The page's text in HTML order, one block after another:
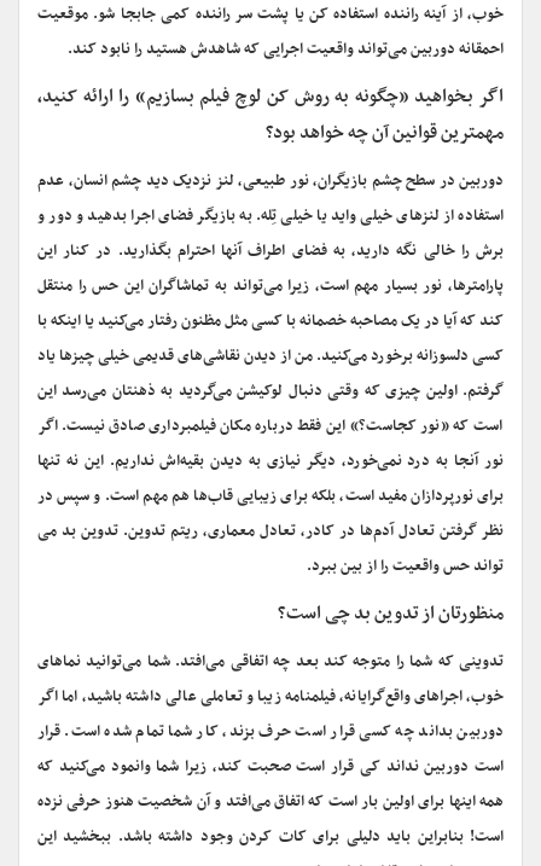
خوب، از آینه راننده استفاده کن یا پشت سر راننده کمی جابجا شو. موقعیت
احمقانه دوربین می‌تواند واقعیت اجرایی که شاهدش هستید را نابود کند.
اگر بخواهید «چگونه به روش کن لوچ فیلم بسازیم» را ارائه کنید،
مهمترین قوانین آن چه خواهد بود؟
دوربین در سطح چشم بازیگران، نور طبیعی، لنز نزدیک دید چشم انسان، عدم
استفاده از لنزهای خیلی واید یا خیلی تِله. به بازیگر فضای اجرا بدهید و دور و
برش را خالی نگه دارید، به فضای اطراف آنها احترام بگذارید. در کنار این
پارامترها، نور بسیار مهم است، زیرا می‌تواند به تماشاگران این حس را منتقل
کند که آیا در یک مصاحبه خصمانه با کسی مثل مظنون رفتار می‌کنید یا اینکه با
کسی دلسوزانه برخورد می‌کنید. من از دیدن نقاشی‌های قدیمی خیلی چیزها یاد
گرفتم. اولین چیزی که وقتی دنبال لوکیشن می‌گردید به ذهنتان می‌رسد این
است که «نور کجاست؟» این فقط درباره مکان فیلمبرداری صادق نیست. اگر
نور آنجا به درد نمی‌خورد، دیگر نیازی به دیدن بقیه‌اش نداریم. این نه تنها
برای نورپردازان مفید است، بلکه برای زیبایی قاب‌ها هم مهم است. و سپس در
نظر گرفتن تعادل آدم‌ها در کادر، تعادل معماری، ریتم تدوین. تدوین بد می
تواند حس واقعیت را از بین ببرد.
منظورتان از تدوین بد چی است؟
تدوینی که شما را متوجه کند بعد چه اتفاقی می‌افتد. شما می‌توانید نماهای
خوب، اجراهای واقع‌گرایانه، فیلمنامه زیبا و تعاملی عالی داشته باشید، اما اگر
دوربین بداند چه کسی قرار است حرف بزند، کار شما تمام شده است. قرار
است دوربین نداند کی قرار است صحبت کند، زیرا شما وانمود می‌کنید که
همه اینها برای اولین بار است که اتفاق می‌افتد و آن شخصیت هنوز حرفی نزده
است! بنابراین باید دلیلی برای کات کردن وجود داشته باشد. ببخشید این